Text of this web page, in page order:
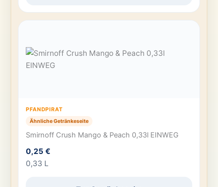
PFANDPIRAT
Ähnliche Getränkeseite
Smirnoff Crush Mango & Peach 0,33l EINWEG
0,25 €
0,33 L